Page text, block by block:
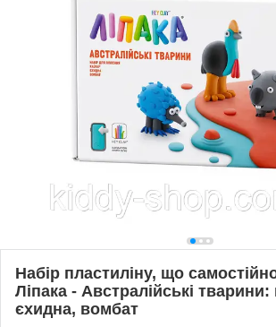
Набір пластиліну, що
Ліпака - Австралійські тварини:
єхидна, вомбат